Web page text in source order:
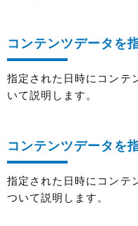
コンテンツデータを
指定された日時にコンテ
いて説明します。
コンテンツデータを
指定された日時にコンテ
ついて説明します。